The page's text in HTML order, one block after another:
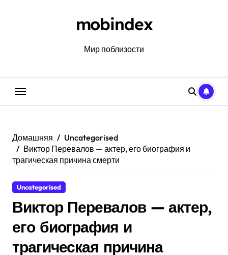
mobindex
Мир поблизости
Домашняя
Uncategorised
Виктор Перевалов — актер, его биография и
трагическая причина смерти
Uncategorised
Виктор Перевалов — актер,
его биография и
трагическая причина